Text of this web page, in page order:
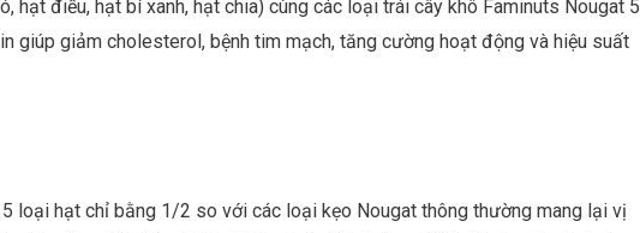
hạt điều, hạt bí xanh, hạt chia) cùng các loại trái cây khô Faminuts Nougat 5
giúp giảm cholesterol, bệnh tim mạch, tăng cường hoạt động và hiệu suất
loại hạt chỉ bằng 1/2 so với các loại kẹo Nougat thông thường mang lại vị